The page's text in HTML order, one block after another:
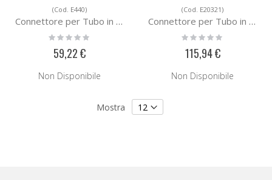
(Cod. E440)
Connettore per Tubo in Acciaio E440
Rating:
59,22 €
Non Disponibile
(Cod. E20321)
Connettore per Tubo in Acciaio E20321
Rating:
115,94 €
Non Disponibile
Mostra